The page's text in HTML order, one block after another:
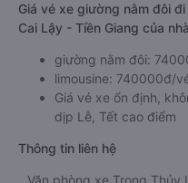
Giá vé xe giường nằm đôi
Cai Lậy - Tiền Giang của
giường nằm đôi:
limousine: 740000đ/
Giá vé xe ổn định,
dịp Lễ, Tết cao điểm
Thông tin liên hệ
Văn phòng xe Trọng Thủy